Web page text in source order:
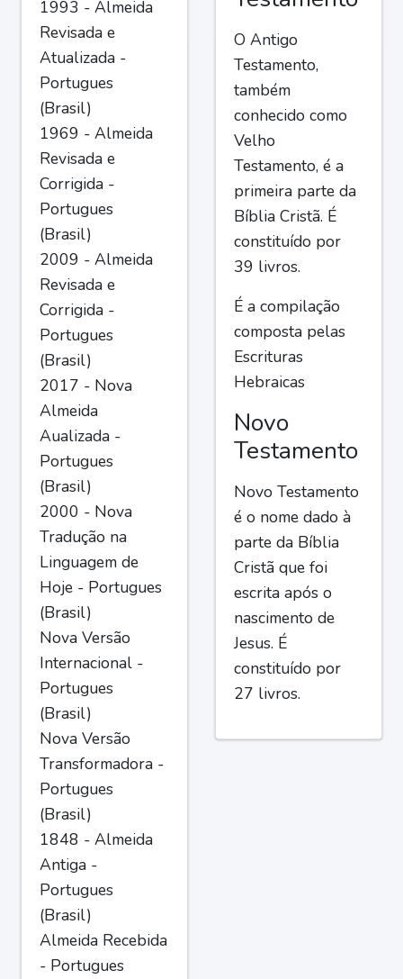
1993 - Almeida
Revisada e
Atualizada -
Portugues
(Brasil)
1969 - Almeida
Revisada e
Corrigida -
Portugues
(Brasil)
2009 - Almeida
Revisada e
Corrigida -
Portugues
(Brasil)
2017 - Nova
Almeida
Aualizada -
Portugues
(Brasil)
2000 - Nova
Tradução na
Linguagem de
Hoje - Portugues
(Brasil)
Nova Versão
Internacional -
Portugues
(Brasil)
Nova Versão
Transformadora -
Portugues
(Brasil)
1848 - Almeida
Antiga -
Portugues
(Brasil)
Almeida Recebida
- Portugues
O Antigo
Testamento,
também
conhecido como
Velho
Testamento, é a
primeira parte da
Bíblia Cristã. É
constituído por
39 livros.
É a compilação
composta pelas
Escrituras
Hebraicas
Novo
Testamento
Novo Testamento
é o nome dado à
parte da Bíblia
Cristã que foi
escrita após o
nascimento de
Jesus. É
constituído por
27 livros.